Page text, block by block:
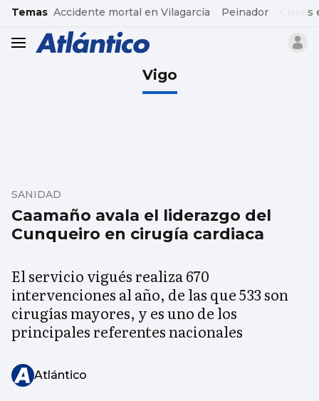
common.go-to-content
Temas Accidente mortal en Vilagarcía Peinador
header.menu.open
Vigo
Caamaño avala el liderazgo del
Cunqueiro en cirugía cardiaca
SANIDAD
El servicio vigués realiza 670
intervenciones al año, de las que 533 son
cirugías mayores, y es uno de los
principales referentes nacionales
Atlántico